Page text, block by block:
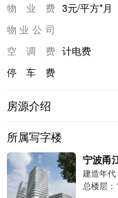
物业费 3元/平方*月
物业公司
空调费 计电费
停车费
房源介绍
所属写字楼
宁波甬
建造年
总楼层